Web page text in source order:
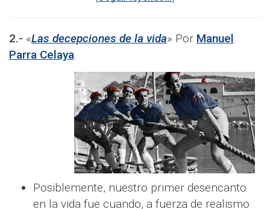
2.- «Las decepciones de la vida» Por Manuel
Parra Celaya.
Posiblemente, nuestro primer desencanto
en la vida fue cuando, a fuerza de realismo